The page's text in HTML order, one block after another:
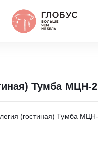
Тумба МЦН-2